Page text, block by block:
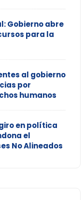
Gobierno abre
para la
al gobierno
por
humanos
en política
el
No Alineados